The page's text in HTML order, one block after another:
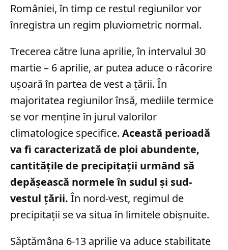
României, în timp ce restul regiunilor vor
înregistra un regim pluviometric normal.
Trecerea către luna aprilie, în intervalul 30
martie – 6 aprilie, ar putea aduce o răcorire
ușoară în partea de vest a țării. În
majoritatea regiunilor însă, mediile termice
se vor menține în jurul valorilor
climatologice specifice. Această perioadă
va fi caracterizată de ploi abundente,
cantitățile de precipitații urmând să
depășească normele în sudul și sud-
vestul țării. În nord-vest, regimul de
precipitații se va situa în limitele obișnuite.
Săptămâna 6-13 aprilie va aduce stabilitate